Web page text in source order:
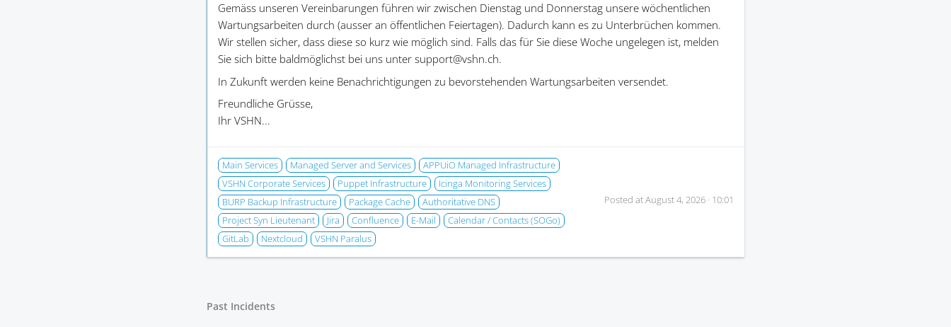
Gemäss unseren Vereinbarungen führen wir zwischen Dienstag und Donnerstag unsere wöchentlichen
Wartungsarbeiten durch (ausser an öffentlichen Feiertagen). Dadurch kann es zu Unterbrüchen kommen.
Wir stellen sicher, dass diese so kurz wie möglich sind. Falls das für Sie diese Woche ungelegen ist, melden
Sie sich bitte baldmöglichst bei uns unter support@vshn.ch.
In Zukunft werden keine Benachrichtigungen zu bevorstehenden Wartungsarbeiten versendet.
Freundliche Grüsse,
Ihr VSHN...
Main Services Managed Server and Services
APPUiO Managed Infrastructure
VSHN Corporate Services
Puppet Infrastructure
Icinga Monitoring Services
BURP Backup Infrastructure
Package Cache
Authoritative DNS
Project Syn Lieutenant
Jira Confluence E-Mail
Calendar / Contacts (SOGo)
GitLab
Nextcloud VSHN Paralus
Posted atAugust 4, 2026 · 10:01
Past Incidents